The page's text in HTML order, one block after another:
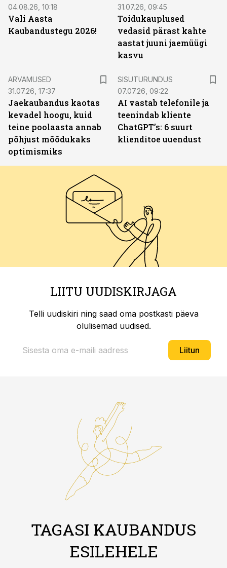
04.08.26, 10:18
Vali Aasta
Kaubandustegu 2026!
31.07.26, 09:45
Toidukauplused
vedasid pärast kahte
aastat juuni jaemüügi
kasvu
ARVAMUSED
31.07.26, 17:37
Jaekaubandus kaotas
kevadel hoogu, kuid
teine poolaasta annab
põhjust mõõdukaks
optimismiks
SISUTURUNDUS
07.07.26, 09:22
AI vastab telefonile ja
teenindab kliente
ChatGPT’s: 6 suurt
klienditoe uuendust
LIITU UUDISKIRJAGA
Telli uudiskiri ning saad oma postkasti päeva
olulisemad uudised.
Liitun
TAGASI KAUBANDUS
ESILEHELE